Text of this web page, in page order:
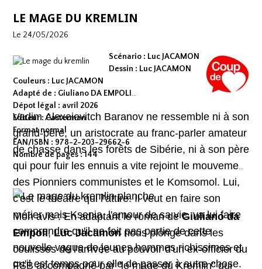
LE MAGE DU KREMLIN
Le 24/05/2026
Scénario : Luc JACAMON
Dessin : Luc JACAMON
Couleurs : Luc JACAMON
Adapté de : Giuliano DA EMPOLI
Dépot légal : avril 2026
Editeur : Casterman
Format normal
EAN/ISBN : 978-2-203-29662-6
Nombre de pages : 144
Vadim Alexeievitch Baranov ne ressemble ni à son
grand-père, un aristocrate au franc-parler amateur
de chasse dans les forêts de Sibérie, ni à son père
qui pour fuir les ennuis a vite rejoint le mouvement
des Pionniers communistes et le Komsomol. Lui,
c'est le théâtre qui l’attire. Il veut en faire son
métier mais Ksenia, l'amour de sa vie, va lui faire
comprendre qu'il ne fait pas partie de cette
nouvelle vague de jeunes hommes richissimes et
qu'il est temps pour elle de passer à autre chose.
Mon avis : En adaptant le roman deGiuliano da
Empoli,Luc Jacamonnous plonge dans les
coulisses de l'arrivée au pouvoir d'un ex-officier du
FSB accompagné par "le mage du Kremlin" qui